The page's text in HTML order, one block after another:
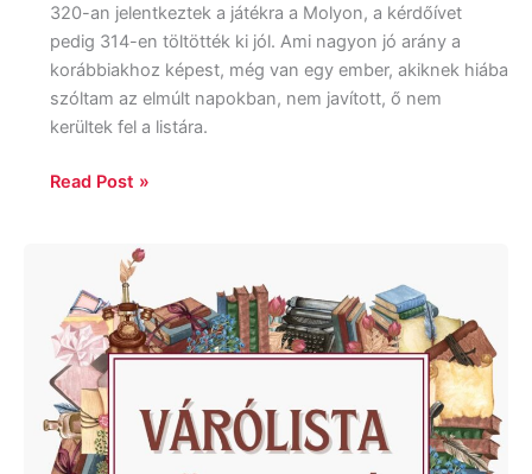
320-an jelentkeztek a játékra a Molyon, a kérdőívet
pedig 314-en töltötték ki jól. Ami nagyon jó arány a
korábbiakhoz képest, még van egy ember, akiknek hiába
szóltam az elmúlt napokban, nem javított, ő nem
kerültek fel a listára.
Read Post »
2025:
Első
névsorolvasás